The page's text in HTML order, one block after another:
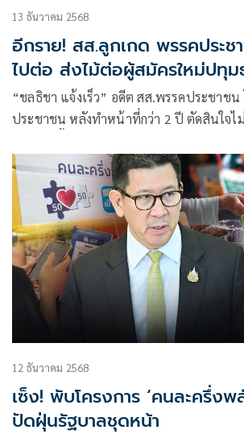
13 ธันวาคม 2568
อีกราย! สส.ลูกเกด พรรคประช
ไปต่อ ส่งไม้ต่อผู้สมัครใหม่ปทุม
“ชลธิชา แจ้งเร็ว” อดีต สส.พรรคประชาช
ประชาชน หลังทำหน้าที่กว่า 2 ปี ตัดสินใจไ
เชื่อพรรคประชาชนสานต่อกฎหมายค้างสภา
12 ธันวาคม 2568
เซ็ง! พับโครงการ ‘คนละครึ่ง
ปัดฝุ่นรัฐบาลชุดหน้า